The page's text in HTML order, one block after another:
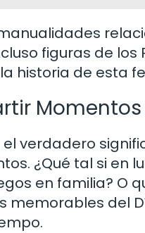
figuras de los
historia de esta
Momentos
verdadero
¿Qué tal si en
en familia? O
del